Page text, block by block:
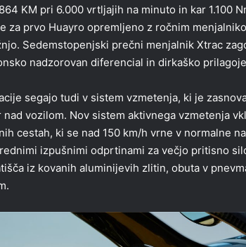
KM pri 6.000 vrtljajih na minuto in kar 1.100
za prvo Huayro opremljeno z ročnim
Sedemstopenjski prečni menjalnik Xtrac
nadzorovan diferencial in dirkaško
segajo tudi v sistem vzmetenja, ki je
vozilom. Nov sistem aktivnega vzmetenja
cestah, ki se nad 150 km/h vrne v normalne
izpušnimi odprtinami za večjo pritisno
iz kovanih aluminijevih zlitin, obuta v